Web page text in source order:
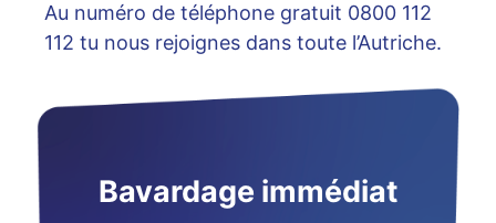
Au numéro de téléphone gratuit 0800 112
112 tu nous rejoignes dans toute l’Autriche.
Bavardage immédiat